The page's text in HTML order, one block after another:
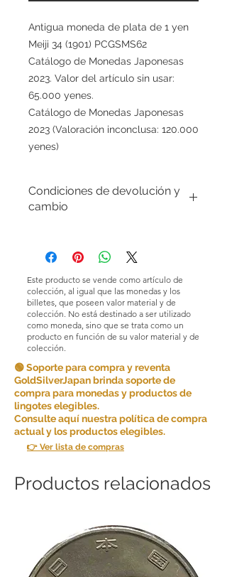
Antigua moneda de plata de 1 yen
Meiji 34 (1901) PCGSMS62
Catálogo de Monedas Japonesas
2023. Valor del artículo sin usar:
65.000 yenes.
Catálogo de Monedas Japonesas
2023 (Valoración inconclusa: 120.000
yenes)
Condiciones de devolución y
cambio
por ofrecer productos y servicios de
del cliente. Debido a la naturaleza de
los productos que vendemos, en
principio no aceptamos devoluciones
por comodidad del cliente.
Sin embargo, en determinadas
circunstancias, podemos aceptar
devoluciones como excepción. Las
devoluciones son posibles si se
cumplen las siguientes condiciones:
Artículo incorrecto: si recibe un artículo
diferente al que ordenó, avísenos
dentro de los [5 días] a partir de la fecha
en que recibió el artículo y le
cubriremos cualquier costo de envío
adicional incurrido.
negarnos a hacer negocios con usted
en el futuro.
Considere cuidadosamente los
productos y términos antes de realizar
Este producto se vende como artículo de
colección, al igual que las monedas y los
billetes, que poseen valor material y de
colección. No está destinado a ser utilizado
como moneda, sino que se trata como un
producto en función de su valor material y de
colección.
🟢 Soporte para compra y reventa
GoldSilverJapan brinda soporte de
compra para monedas y productos de
lingotes elegibles.
Consulte aquí nuestra política de compra
actual y los productos elegibles.
👉 Ver lista de compras
Productos relacionados